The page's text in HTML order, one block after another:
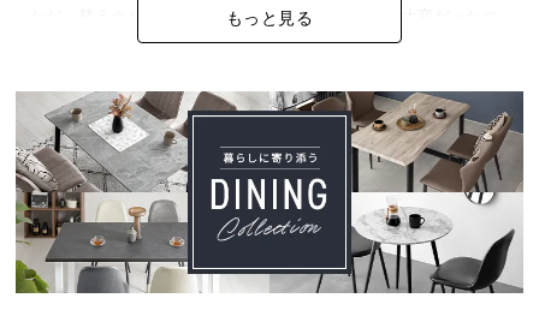
い
て
小
型
商
品
ただ、替えカバーのチャックが、狭くて被せるのが大変だったの
で、もっと広く開いて欲しいです。
NN 2024/12/19
ペット対応ってすごい。うちの猫の爪がささらない！これなら猫
も爪とぎをあきらめてくれそうです。
前のソファはズタボロにされたので、今回は長く使えそうです。
もっと見る